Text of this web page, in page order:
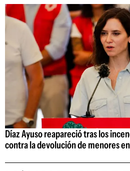
Díaz Ayuso reapareció tras los
contra la devolución de menores